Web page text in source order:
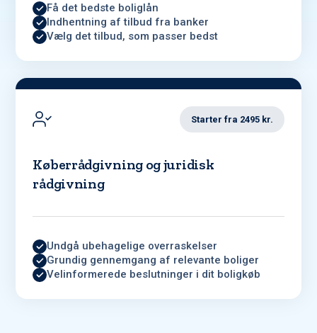
Få det bedste boliglån
Indhentning af tilbud fra banker
Vælg det tilbud, som passer bedst
Starter fra 2495 kr.
Køberrådgivning og juridisk
rådgivning
Undgå ubehagelige overraskelser
Grundig gennemgang af relevante boliger
Velinformerede beslutninger i dit boligkøb